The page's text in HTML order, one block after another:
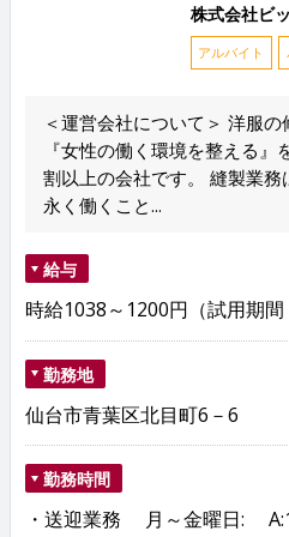
株式会社ビ
アルバイト
＜運営会社について＞ 洋服の
『女性の働く環境を整える
割以上の会社です。 縫製業
永く働くこと...
給与
時給1038～1200円（試用期間
勤務地
仙台市青葉区北目町6－6
勤務時間
・送迎業務 月～金曜日: